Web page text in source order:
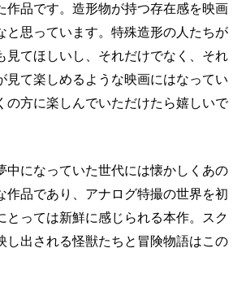
作品です。造形物が持つ存在感を映画
と思っています。特殊造形の人たちが
見てほしいし、それだけでなく、それ
見て楽しめるような映画にはなってい
の方に楽しんでいただけたら嬉しいで
中になっていた世代には懐かしくあの
作品であり、アナログ特撮の世界を初
とっては新鮮に感じられる本作。スク
し出される怪獣たちと冒険物語はこの